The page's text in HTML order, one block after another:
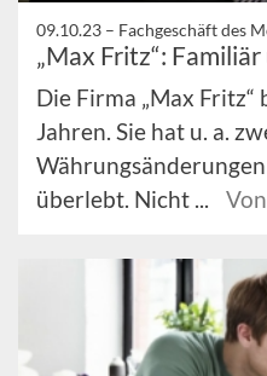
09.10.23 – Fachgeschäft des
„Max Fritz“:
Die Firma „Max Fritz“
Jahren. Sie hat u. a.
überlebt. Nicht ...